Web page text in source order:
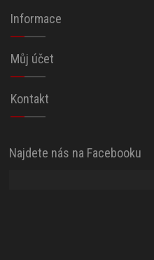
Informace
Můj účet
Kontakt
Najdete nás na Facebooku